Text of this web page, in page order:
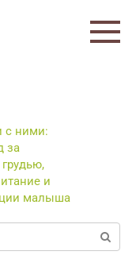
с ними:
за
и
малыша